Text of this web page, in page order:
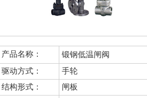
产品名称： 锻钢低温闸阀
驱动方式：
手轮
结构形式：
闸板